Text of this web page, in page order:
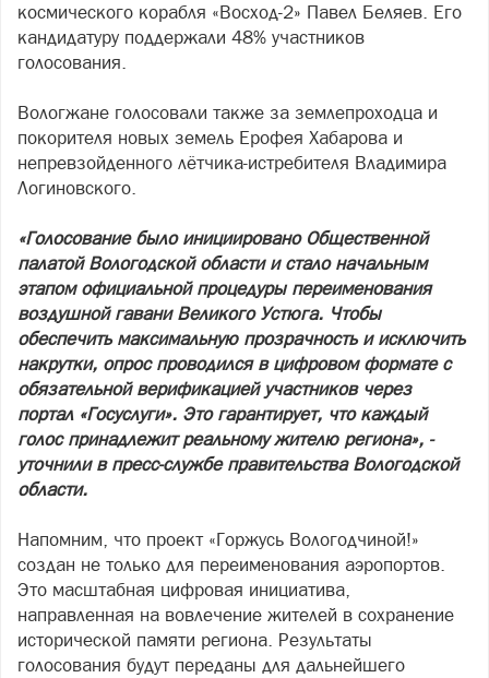
космического корабля «Восход-2» Павел Беляев. Его
кандидатуру поддержали 48% участников
голосования.
Вологжане голосовали также за землепроходца и
покорителя новых земель Ерофея Хабарова и
непревзойденного лётчика-истребителя Владимира
Логиновского.
«Голосование было инициировано Общественной
палатой Вологодской области и стало начальным
этапом официальной процедуры переименования
воздушной гавани Великого Устюга. Чтобы
обеспечить максимальную прозрачность и исключить
накрутки, опрос проводился в цифровом формате с
обязательной верификацией участников через
портал «Госуслуги». Это гарантирует, что каждый
голос принадлежит реальному жителю региона», -
уточнили в пресс-службе правительства Вологодской
области.
Напомним, что проект «Горжусь Вологодчиной!»
создан не только для переименования аэропортов.
Это масштабная цифровая инициатива,
направленная на вовлечение жителей в сохранение
исторической памяти региона. Результаты
голосования будут переданы для дальнейшего